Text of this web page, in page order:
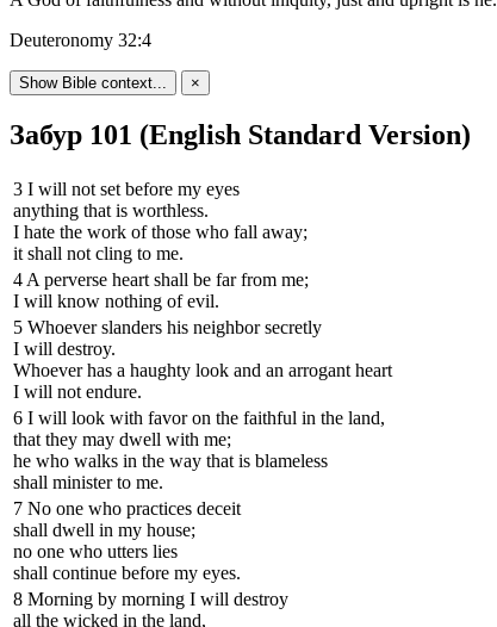
Deuteronomy 32:4
Show Bible context... ×
Забур 101 (English Standard Version)
3 I will not set before my eyes
anything that is worthless.
I hate the work of those who fall away;
it shall not cling to me.
4 A perverse heart shall be far from me;
I will know nothing of evil.
5 Whoever slanders his neighbor secretly
I will destroy.
Whoever has a haughty look and an arrogant heart
I will not endure.
6 I will look with favor on the faithful in the land,
that they may dwell with me;
he who walks in the way that is blameless
shall minister to me.
7 No one who practices deceit
shall dwell in my house;
no one who utters lies
shall continue before my eyes.
8 Morning by morning I will destroy
all the wicked in the land,